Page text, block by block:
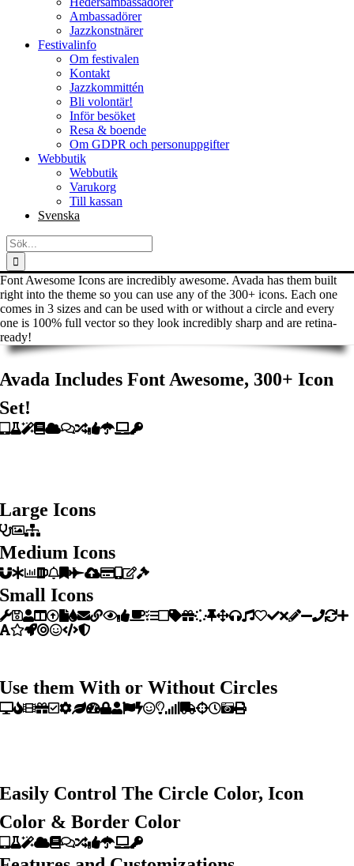
Ambassadörer
Jazzkonstnärer
Festivalinfo
Om festivalen
Kontakt
Jazzkommittén
Bli volontär!
Inför besöket
Resa & boende
Om GDPR och personuppgifter
Webbutik
Webbutik
Varukorg
Till kassan
Svenska
Sök
efter:
Font Awesome Icons are incredibly awesome. Avada has them built
right into the theme so you can use any of the 300+ icons. Each one
comes in 3 sizes and can be used with or without a circle and every
one is 100% full vector so they look incredibly sharp and are retina-
ready!
Avada Includes Font Awesome, 300+ Icon
Set!
Large Icons
Medium Icons
Small Icons
Use them With or Without Circles
Easily Control The Circle Color, Icon
Color & Border Color